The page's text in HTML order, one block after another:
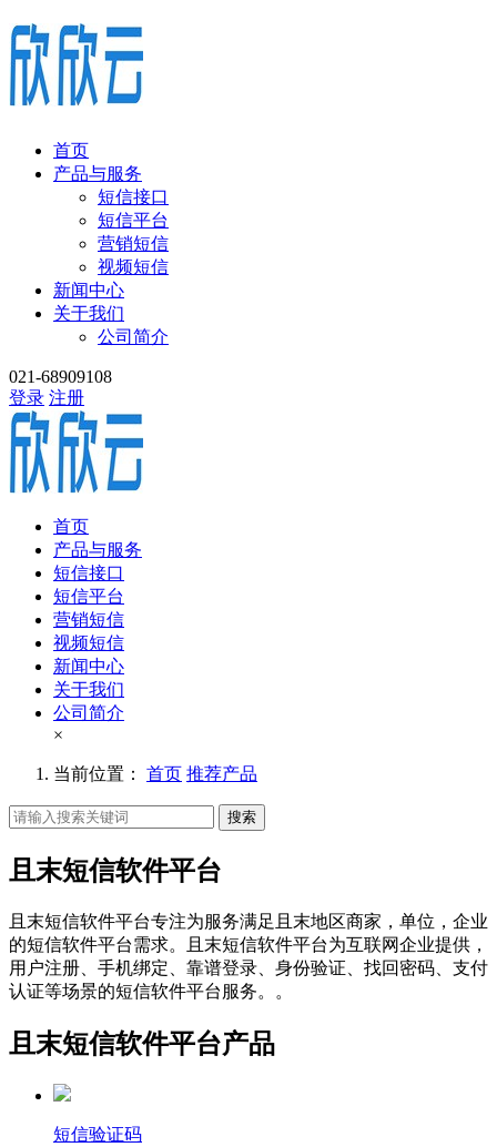
首页
产品与服务
短信接口
短信平台
营销短信
视频短信
新闻中心
关于我们
公司简介
021-68909108
登录 注册
首页
产品与服务
短信接口
短信平台
营销短信
视频短信
新闻中心
关于我们
公司简介
×
当前位置： 首页 推荐产品
搜索
且末短信软件平台
且末短信软件平台专注为服务满足且末地区商家，单位，企业
的短信软件平台需求。且末短信软件平台为互联网企业提供，
用户注册、手机绑定、靠谱登录、身份验证、找回密码、支付
认证等场景的短信软件平台服务。。
且末短信软件平台产品
短信验证码